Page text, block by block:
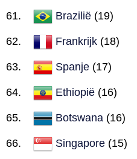
Brazilië (19)
Frankrijk (18)
Spanje (17)
Ethiopië (16)
Botswana (16)
Singapore (15)